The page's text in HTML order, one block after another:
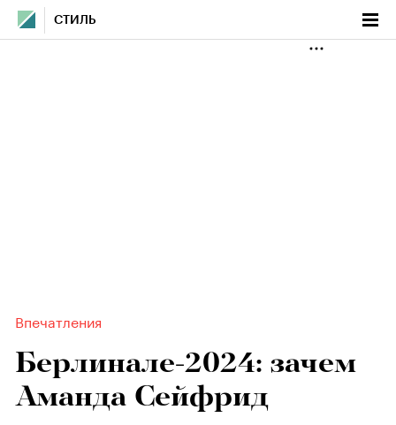
СТИЛЬ
Впечатления
Берлинале-2024: зачем
Аманда Сейфрид